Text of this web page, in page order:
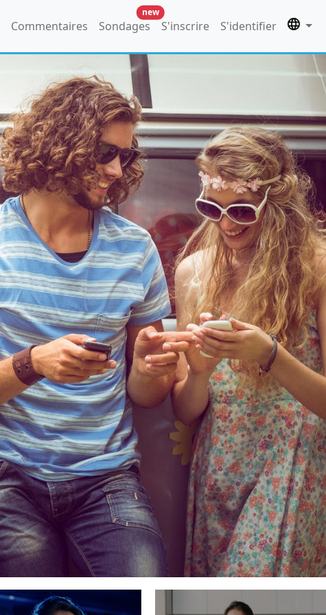
Commentaires Sondages
new
S'inscrire S'identifier